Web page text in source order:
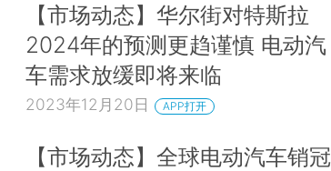
【市场动态】华尔街对特斯拉
2024年的预测更趋谨慎 电动汽
车需求放缓即将来临
2023年12月20日 APP打开
【市场动态】全球电动汽车销冠